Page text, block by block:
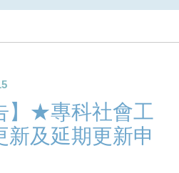
】★專科社會工
新及延期更新申